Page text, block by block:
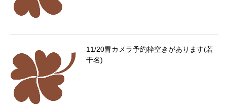
11/20胃カメラ予約枠空きがあります(若
干名)